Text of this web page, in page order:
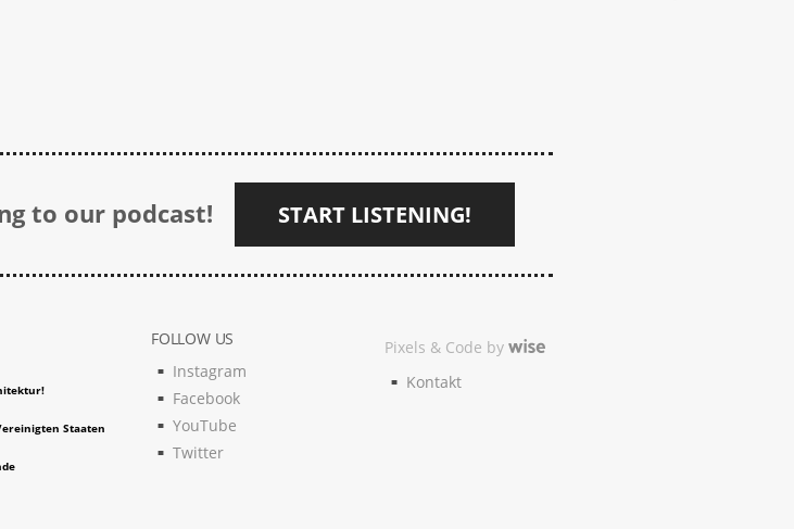
to our podcast! START LISTENING!
Staaten
FOLLOW US
Instagram
Facebook
YouTube
Twitter
Pixels & Code by
Kontakt